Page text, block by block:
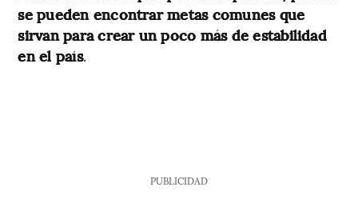
se pueden encontrar metas comunes que
sirvan para crear un poco más de estabilidad
en el país.
PUBLICIDAD